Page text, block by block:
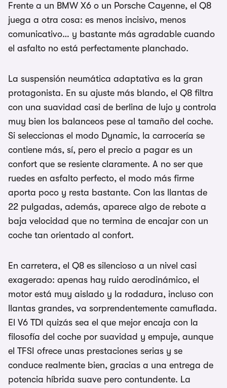
Frente a un BMW X6 o un Porsche Cayenne, el Q8
juega a otra cosa: es menos incisivo, menos
comunicativo… y bastante más agradable cuando
el asfalto no está perfectamente planchado.
La suspensión neumática adaptativa es la gran
protagonista. En su ajuste más blando, el Q8 filtra
con una suavidad casi de berlina de lujo y controla
muy bien los balanceos pese al tamaño del coche.
Si seleccionas el modo Dynamic, la carrocería se
contiene más, sí, pero el precio a pagar es un
confort que se resiente claramente. A no ser que
ruedes en asfalto perfecto, el modo más firme
aporta poco y resta bastante. Con las llantas de
22 pulgadas, además, aparece algo de rebote a
baja velocidad que no termina de encajar con un
coche tan orientado al confort.
En carretera, el Q8 es silencioso a un nivel casi
exagerado: apenas hay ruido aerodinámico, el
motor está muy aislado y la rodadura, incluso con
llantas grandes, va sorprendentemente camuflada.
El V6 TDI quizás sea el que mejor encaja con la
filosofía del coche por suavidad y empuje, aunque
el TFSI ofrece unas prestaciones serias y se
conduce realmente bien, gracias a una entrega de
potencia híbrida suave pero contundente. La